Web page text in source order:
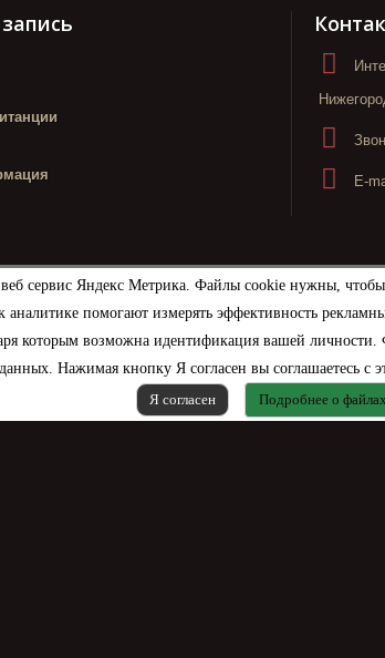
сервис Яндекс Метрика. Файлы cookie нужны,
помогают измерять эффективность
которым возможна идентификация вашей
Нажимая кнопку Я согласен вы соглашаетесь
Я согласен
Подробнее о
E-